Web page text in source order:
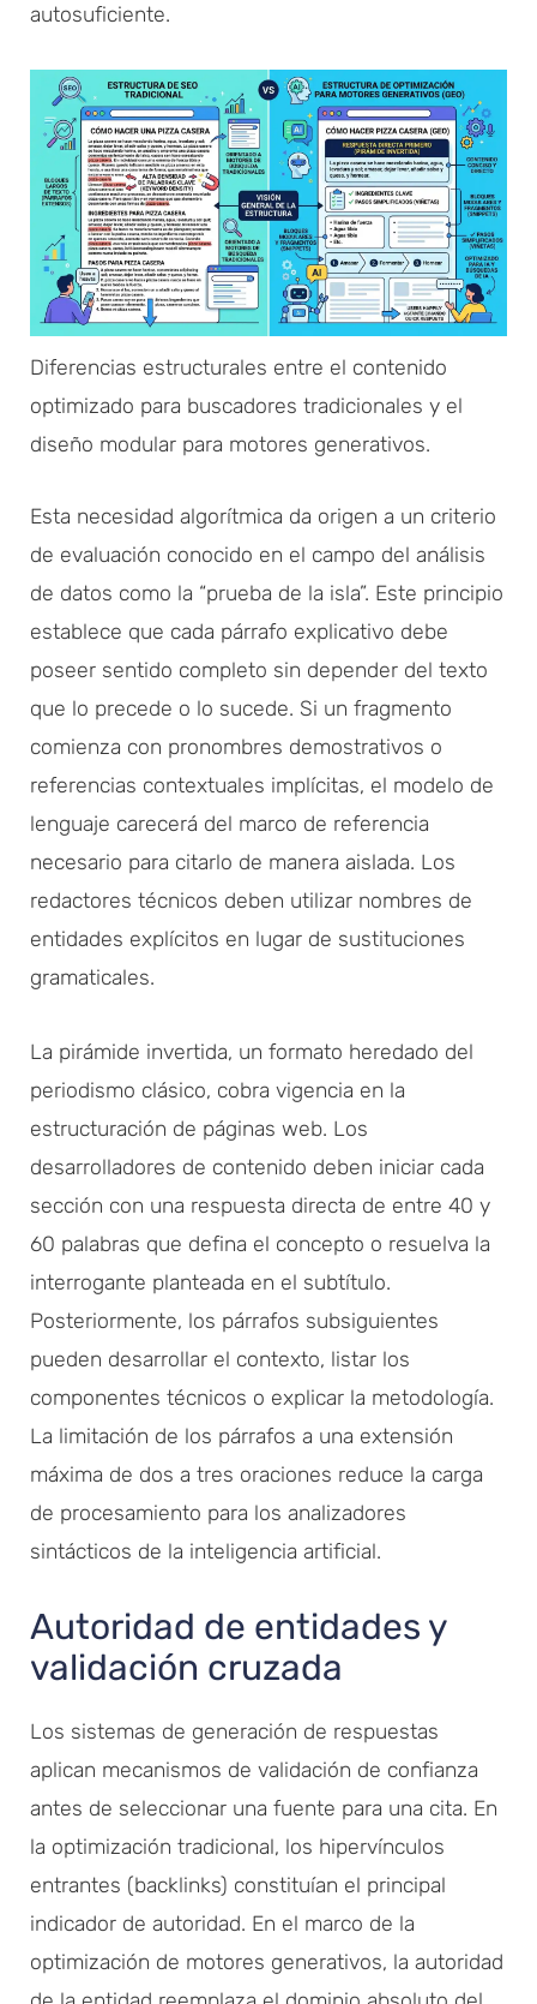
autosuficiente.
Diferencias estructurales entre el contenido
optimizado para buscadores tradicionales y el
diseño modular para motores generativos.
Esta necesidad algorítmica da origen a un criterio
de evaluación conocido en el campo del análisis
de datos como la “prueba de la isla”. Este principio
establece que cada párrafo explicativo debe
poseer sentido completo sin depender del texto
que lo precede o lo sucede. Si un fragmento
comienza con pronombres demostrativos o
referencias contextuales implícitas, el modelo de
lenguaje carecerá del marco de referencia
necesario para citarlo de manera aislada. Los
redactores técnicos deben utilizar nombres de
entidades explícitos en lugar de sustituciones
gramaticales.
La pirámide invertida, un formato heredado del
periodismo clásico, cobra vigencia en la
estructuración de páginas web. Los
desarrolladores de contenido deben iniciar cada
sección con una respuesta directa de entre 40 y
60 palabras que defina el concepto o resuelva la
interrogante planteada en el subtítulo.
Posteriormente, los párrafos subsiguientes
pueden desarrollar el contexto, listar los
componentes técnicos o explicar la metodología.
La limitación de los párrafos a una extensión
máxima de dos a tres oraciones reduce la carga
de procesamiento para los analizadores
sintácticos de la inteligencia artificial.
Autoridad de entidades y
validación cruzada
Los sistemas de generación de respuestas
aplican mecanismos de validación de confianza
antes de seleccionar una fuente para una cita. En
la optimización tradicional, los hipervínculos
entrantes (backlinks) constituían el principal
indicador de autoridad. En el marco de la
optimización de motores generativos, la autoridad